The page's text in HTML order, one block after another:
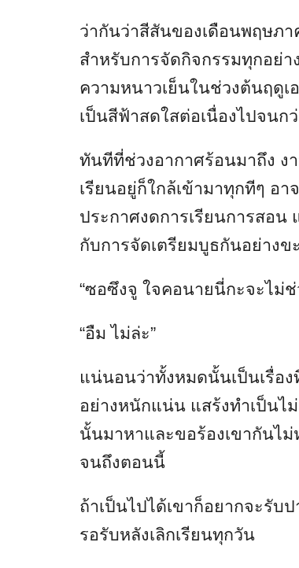
ว่ากันว่าสีสันของเดือนพฤษภ
สำหรับการจัดกิจกรรมทุกอย่า
ความหนาวเย็นในช่วงต้นฤดูเ
เป็นสีฟ้าสดใสต่อเนื่องไปจนก
ทันทีที่ช่วงอากาศร้อนมาถึง ง
เรียนอยู่ก็ใกล้เข้ามาทุกทีๆ อ
ประกาศงดการเรียนการสอน
กับการจัดเตรียมบูธกันอย่างข
“ซอซึงจู ใจคอนายนี่กะจะไม่ช่
“อืม ไม่ล่ะ”
แน่นอนว่าทั้งหมดนั้นเป็นเรื่อง
อย่างหนักแน่น แสร้งทำเป็นไ
นั้นมาหาและขอร้องเขากันไม่
จนถึงตอนนี้
ถ้าเป็นไปได้เขาก็อยากจะรั
รอรับหลังเลิกเรียนทุกวัน